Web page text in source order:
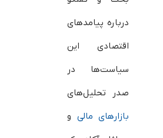
درباره پیامدهای
اقتصادی این
سیاست‌ها در
صدر تحلیل‌های
بازارهای مالی و